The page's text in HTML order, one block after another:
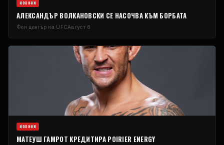
НОВИНИ
АЛЕКСАНДЪР ВОЛКАНОВСКИ СЕ НАСОЧВА КЪМ БОРБАТА
Фен център на UFCАвгуст 6
НОВИНИ
МАТЕУШ ГАМРОТ КРЕДИТИРА POIRIER ENERGY